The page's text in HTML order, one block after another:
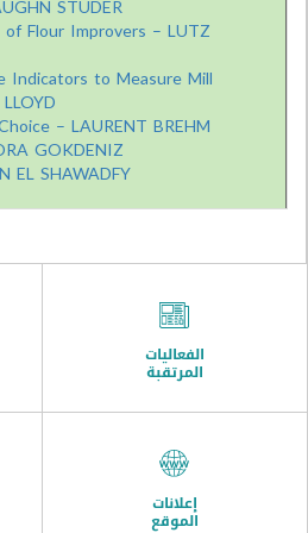
– VAUGHN STUDER
of Flour Improvers – LUTZ
Indicators to Measure Mill
PETER LLOYD
Fabric Choice – LAURENT BREHM
– BORA GOKDENIZ
EL SHAWADFY
US